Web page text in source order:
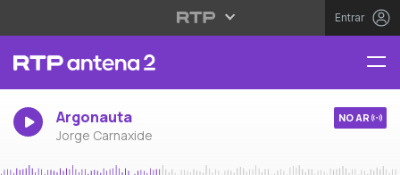
Entrar
Argonauta
Jorge Carnaxide
NO AR